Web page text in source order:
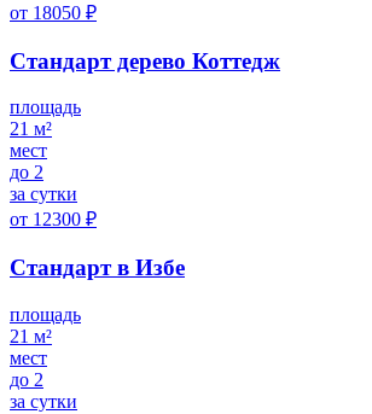
от 18050 ₽
Стандарт дерево Коттедж
площадь
21 м²
мест
до 2
за сутки
от 12300 ₽
Стандарт в Избе
площадь
21 м²
мест
до 2
за сутки